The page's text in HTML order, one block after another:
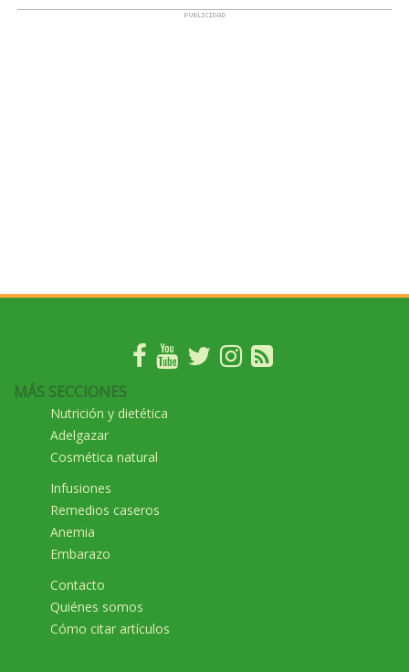
MÁS SECCIONES
Nutrición y dietética
Adelgazar
Cosmética natural
Infusiones
Remedios caseros
Anemia
Embarazo
Contacto
Quiénes somos
Cómo citar artículos